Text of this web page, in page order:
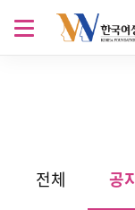
Skip to content
메뉴 열기
전체 공